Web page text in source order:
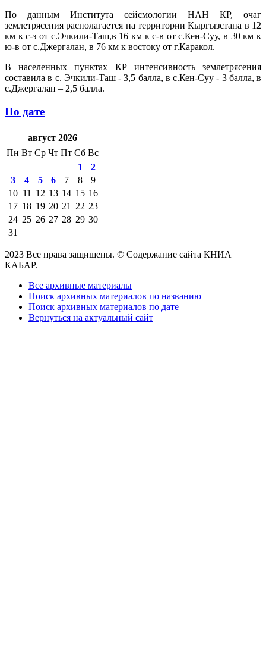
По данным Института сейсмологии НАН КР, очаг
землетрясения располагается на территории Кыргызстана в 12
км к с-з от с.Эчкили-Таш,в 16 км к с-в от с.Кен-Суу, в 30 км к
ю-в от с.Джергалан, в 76 км к востоку от г.Каракол.
В населенных пунктах КР интенсивность землетрясения
составила в с. Эчкили-Таш - 3,5 балла, в с.Кен-Суу - 3 балла, в
с.Джергалан – 2,5 балла.
По дате
август 2026
Пн Вт Ср Чт Пт Сб Вс
1
2
3
4 5 6 7 8
9
10 11 12 13 14 15 16
17 18 19 20 21 22 23
24 25 26 27 28 29 30
31
2023 Все права защищены. © Содержание сайта КНИА
КАБАР.
Все архивные материалы
Поиск архивных материалов по названию
Поиск архивных материалов по дате
Вернуться на актуальный сайт